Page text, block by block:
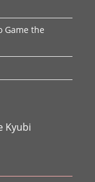
Game the
Kyubi